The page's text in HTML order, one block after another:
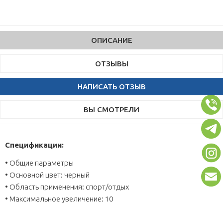
ОПИСАНИЕ
ОТЗЫВЫ
НАПИСАТЬ ОТЗЫВ
ВЫ СМОТРЕЛИ
Спецификации:
• Общие параметры
• Основной цвет: черный
• Область применения: спорт/отдых
• Максимальное увеличение: 10